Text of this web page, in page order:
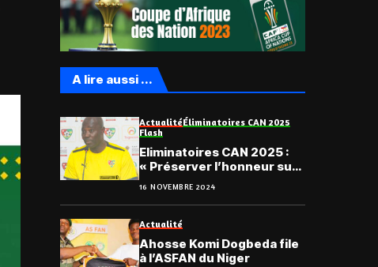
A lire aussi ...
ActualitéÉliminatoires CAN 2025
Flash
Eliminatoires CAN 2025 :
« Préserver l’honneur sur
la fin du tournoi », Nibombé
Daré
16 NOVEMBRE 2024
Actualité
Ahosse Komi Dogbeda file
à l’ASFAN du Niger